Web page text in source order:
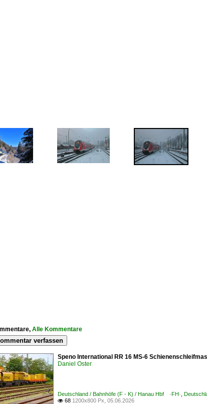
Alle Kommentare
verfassen
Speno International RR 16 MS-6
Daniel Oster
Deutschland / Bahnhöfe (F - K) / Hanau Hbf ·FH·
 68 1200x800 Px, 05.06.2026